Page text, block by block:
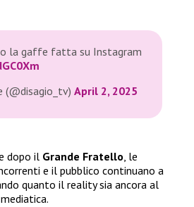
la gaffe fatta su Instagram
(@disagio_tv) April 2, 2025
dopo il Grande Fratello , le
e il pubblico continuano a
quanto il reality sia ancora al